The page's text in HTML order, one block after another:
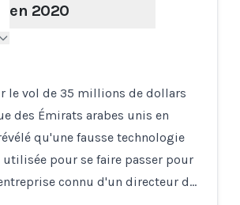
en 2020
le vol de 35 millions de dollars
des Émirats arabes unis en
qu'une fausse technologie
utilisée pour se faire passer pour
connu d'un directeur d…